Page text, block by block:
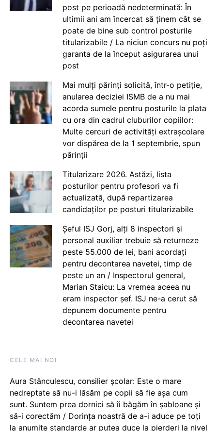
post pe perioadă nedeterminată: În
ultimii ani am încercat să ținem cât se
poate de bine sub control posturile
titularizabile / La niciun concurs nu poți
garanta de la început asigurarea unui
post
Mai mulți părinți solicită, într-o petiție,
anularea deciziei ISMB de a nu mai
acorda sumele pentru posturile la plata
cu ora din cadrul cluburilor copiilor:
Multe cercuri de activități extrașcolare
vor dispărea de la 1 septembrie, spun
părinții
Titularizare 2026. Astăzi, lista
posturilor pentru profesori va fi
actualizată, după repartizarea
candidaților pe posturi titularizabile
Șeful ISJ Gorj, alți 8 inspectori și
personal auxiliar trebuie să returneze
peste 55.000 de lei, bani acordați
pentru decontarea navetei, timp de
peste un an / Inspectorul general,
Marian Staicu: La vremea aceea nu
eram inspector șef. ISJ ne-a cerut să
depunem documente pentru
decontarea navetei
CELE MAI NOI
Aura Stănculescu, consilier școlar: Este o mare
nedreptate să nu-i lăsăm pe copii să fie așa cum
sunt. Suntem prea dornici să îi băgăm în șabloane și
să-i corectăm / Dorința noastră de a-i aduce pe toți
la anumite standarde ar putea duce la pierderi la nivel